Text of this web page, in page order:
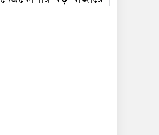
ভয়াবহ আগুন, পুড়ছে ৫